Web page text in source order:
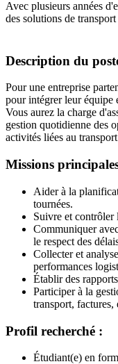
Avec plusieurs années
des solutions de
Description du
Pour une entreprise
pour intégrer leur équipe
Vous aurez la charge
gestion quotidienne des
activités liées au
Missions
Aider à la
tournées.
Suivre et contrôler
Communiquer
le respect des
Collecter et
performances
Établir des
Participer à la
transport, factures,
Profil recherché :
Étudiant(e) en